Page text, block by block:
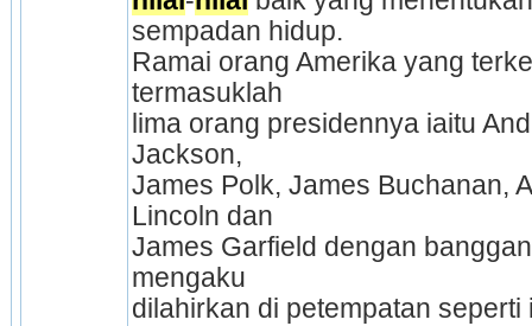
sempadan hidup.
Ramai orang Amerika yang
termasuklah
lima orang presidennya iaitu
Jackson,
James Polk, James Buchanan,
Lincoln dan
James Garfield dengan
mengaku
dilahirkan di petempatan seperti